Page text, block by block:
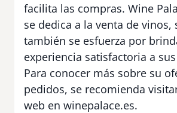
facilita las compras. Wine
se dedica a la venta de vinos,
también se esfuerza por
experiencia satisfactoria a
Para conocer más sobre su
pedidos, se recomienda
web en winepalace.es.